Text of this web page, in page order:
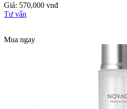
Giá: 570,000 vnđ
Tư vấn
Mua ngay